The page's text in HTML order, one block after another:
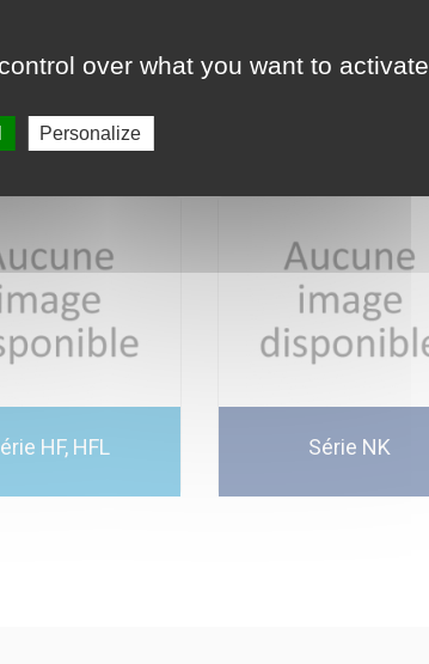
HF, HFL Série NK
over what you want to activate
Personalize